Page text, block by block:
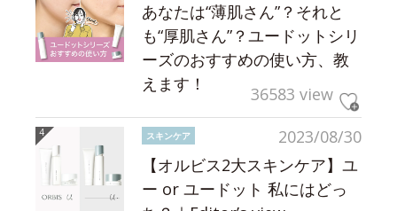
あなたは“薄肌さん”？それと
も“厚肌さん”？ユードットシリ
ーズのおすすめの使い方、教
えます！
36583 view
2023/08/30
スキンケア
【オルビス2大スキンケア】ユ
ー or ユードット 私にはどっ